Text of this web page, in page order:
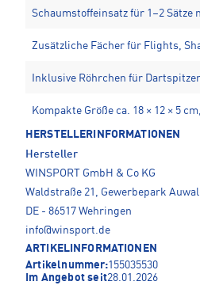
Schaumstoffeinsatz für 1–2 Sätze
Zusätzliche Fächer für Flights,
Inklusive Röhrchen für
Kompakte Größe ca. 18 × 12 × 5
HERSTELLERINFORMATIONEN
Hersteller
WINSPORT GmbH & Co KG
Waldstraße 21, Gewerbepark
DE - 86517 Wehringen
info@winsport.de
ARTIKELINFORMATIONEN
Artikelnummer:155035530
Im Angebot seit28.01.2026